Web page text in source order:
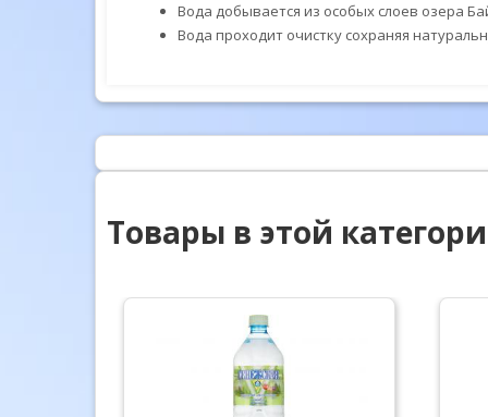
Вода добывается из особых слоев озера
Вода проходит очистку сохраняя
Товары в этой